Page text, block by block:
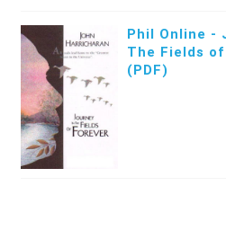
Phil Online -
The Fields
(PDF)